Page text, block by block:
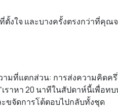
งใจ และบางครั้งตรงกว่าที่คุณ
มที่แตกส่วน: การส่งความคิดค
เราหา 20 นาทีในสัปดาห์นี้เพื่อ
ะขจัดการโต้ตอบไปกลับทั้งชุด